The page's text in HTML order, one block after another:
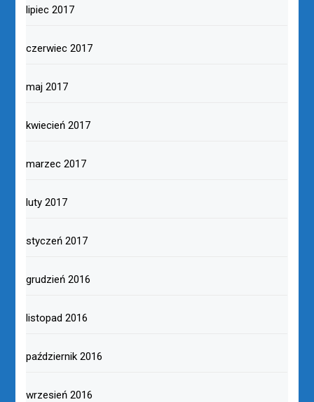
lipiec 2017
czerwiec 2017
maj 2017
kwiecień 2017
marzec 2017
luty 2017
styczeń 2017
grudzień 2016
listopad 2016
październik 2016
wrzesień 2016